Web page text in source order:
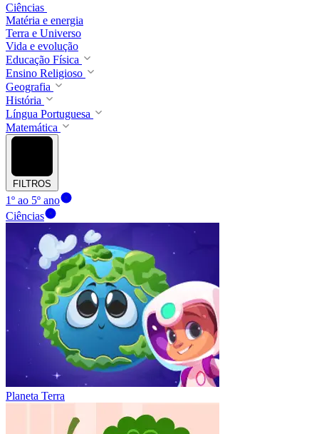
Ciências
Matéria e energia
Terra e Universo
Vida e evolução
Educação Física
Ensino Religioso
Geografia
História
Língua Portuguesa
Matemática
FILTROS
1º ao 5º ano
Ciências
Planeta Terra